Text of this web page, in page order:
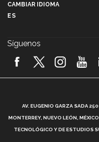
2026! (video)
¿Cómo es el
CAMBIAR IDIOMA
ES
Síguenos
AV. EUGENIO GARZA SADA
MONTERREY, NUEVO LEÓN,
TECNOLÓGICO Y DE ESTUDIOS